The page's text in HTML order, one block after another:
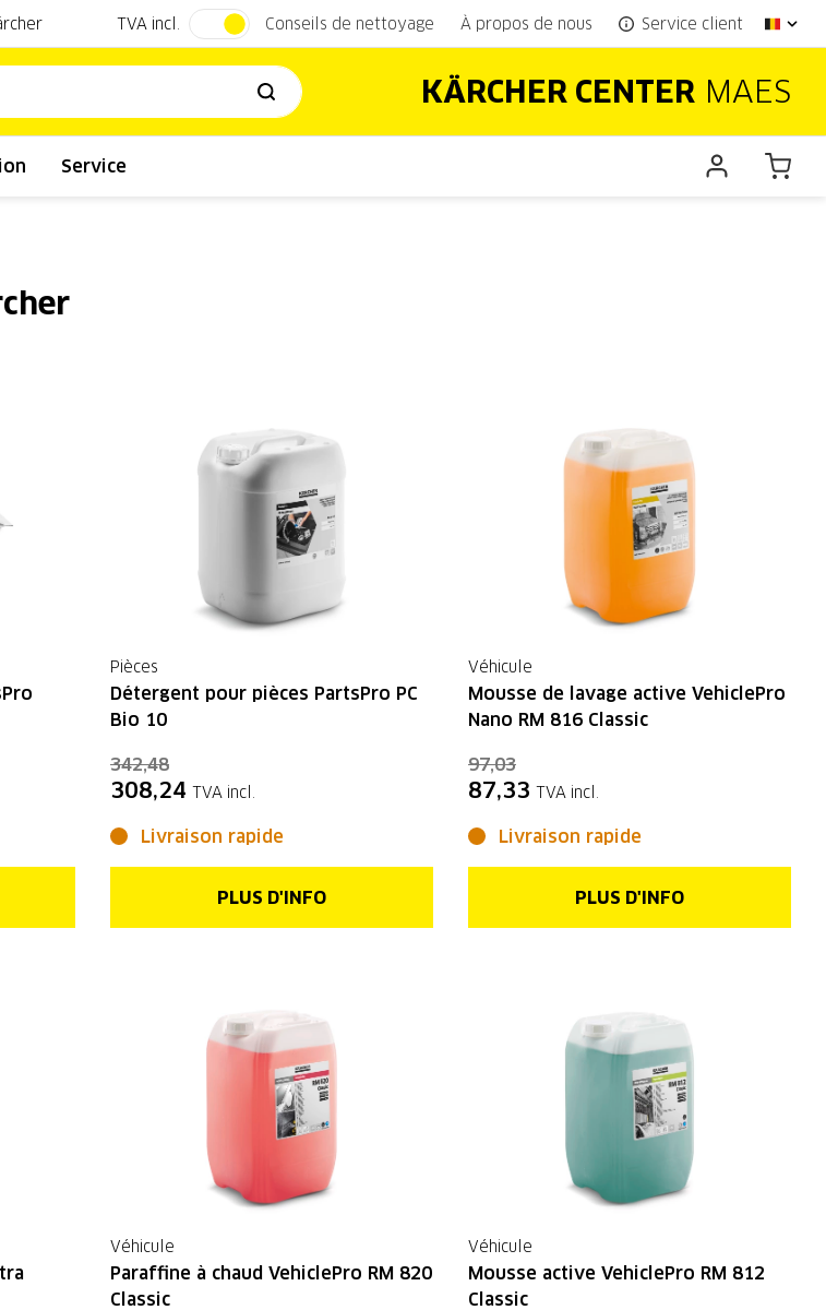
Conseils de nettoyage À propos de nous Service client
KÄRCHER CENTER MAES
Service
TVA incl.
Pièces
Détergent pour pièces PartsPro PC
Bio 10
342,48
308,24 TVA incl.
Livraison rapide
PLUS D'INFO
Véhicule
Mousse de lavage active VehiclePro
Nano RM 816 Classic
97,03
87,33 TVA incl.
Livraison rapide
PLUS D'INFO
Véhicule
Paraffine à chaud VehiclePro RM 820
Classic
Véhicule
Mousse active VehiclePro RM 812
Classic